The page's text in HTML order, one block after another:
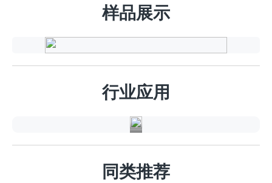
样品展示
行业应用
家
电
行
业
同类推荐